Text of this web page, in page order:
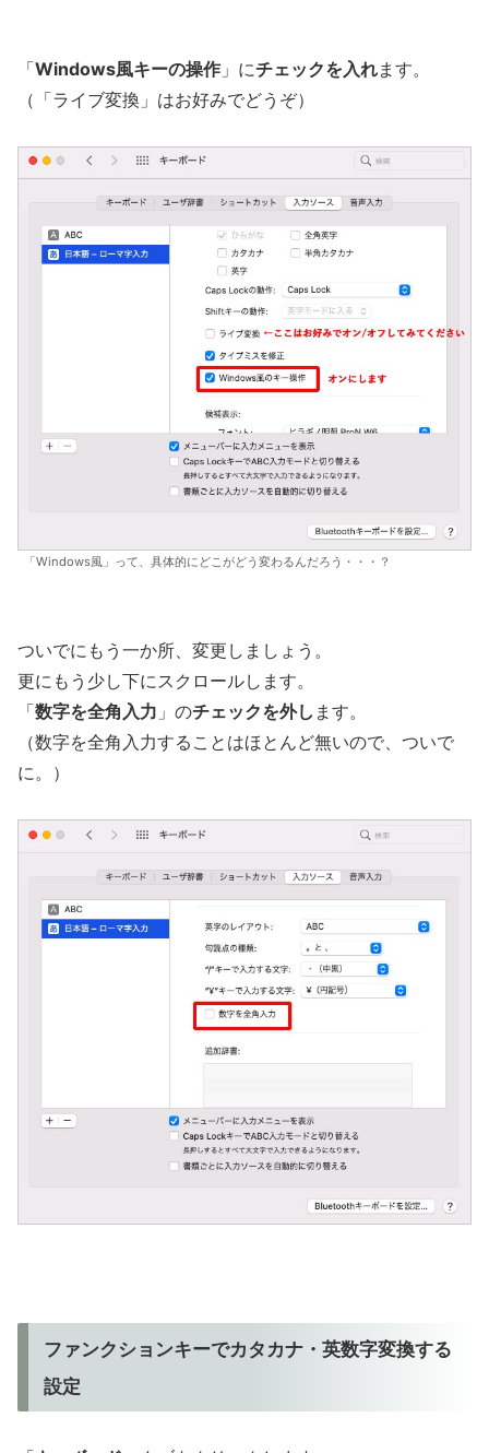
「Windows風キーの操作 」にチェックを入れます。
（「ライブ変換」はお好みでどうぞ）
「Windows風」って、具体的にどこがどう変わるんだろう・・・？
ついでにもう一か所、変更しましょう。
更にもう少し下にスクロールします。
「数字を全角入力 」のチェックを外し ます。
（数字を全角入力することはほとんど無いので、ついで
に。）
ファンクションキーでカタカナ・英数字変換する
設定